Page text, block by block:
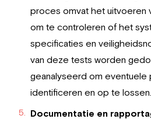
proces omvat het uitvoeren
om te controleren of het
specificaties en
van deze tests worden
geanalyseerd om eventuele
identificeren en op te lossen.
Documentatie en